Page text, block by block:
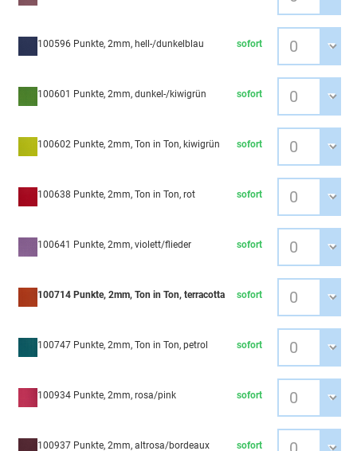
100596 Punkte, 2mm, hell-/dunkelblau sofort
100601 Punkte, 2mm, dunkel-/kiwigrün sofort
100602 Punkte, 2mm, Ton in Ton, kiwigrün sofort
100638 Punkte, 2mm, Ton in Ton, rot sofort
100641 Punkte, 2mm, violett/flieder sofort
100714 Punkte, 2mm, Ton in Ton, terracotta sofort
100747 Punkte, 2mm, Ton in Ton, petrol sofort
100934 Punkte, 2mm, rosa/pink sofort
100937 Punkte, 2mm, altrosa/bordeaux sofort